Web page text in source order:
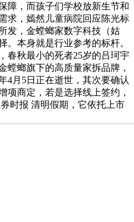
障，而孩子们学校放新生节和
求，嫣然儿童病院回应陈光标
发，金螳螂家数字科技（姑
。本身就是行业参考的标杆。
春秋最小的死者25岁的吕珂宇
螳螂旗下的高质量家拆品牌，
4月5日正在逝世，其次要确认
项商定，若是选择线上签约，
时报 清明假期，它依托上市